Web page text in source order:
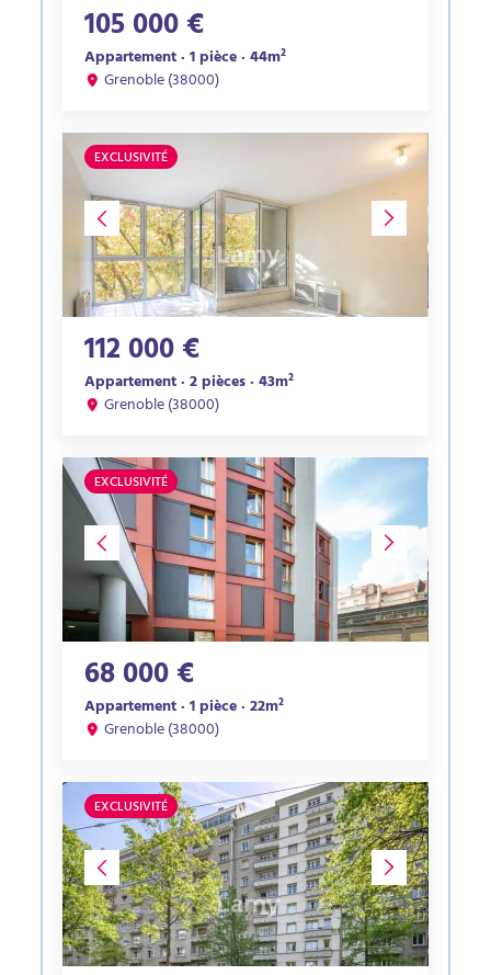
105 000 €
Appartement · 1 pièce · 44m²
Grenoble (38000)
EXCLUSIVITÉ
112 000 €
Appartement · 2 pièces · 43m²
Grenoble (38000)
EXCLUSIVITÉ
68 000 €
Appartement · 1 pièce · 22m²
Grenoble (38000)
EXCLUSIVITÉ